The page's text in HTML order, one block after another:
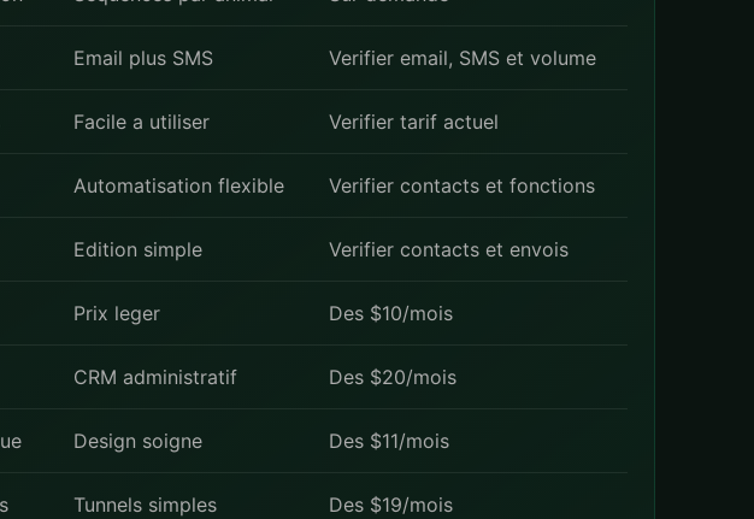
Email plus SMS Verifier email, SMS et volume
Facile a utiliser Verifier tarif actuel
Automatisation flexible Verifier contacts et fonctions
Edition simple Verifier contacts et envois
Prix leger Des $10/mois
CRM administratif Des $20/mois
Design soigne Des $11/mois
Tunnels simples Des $19/mois